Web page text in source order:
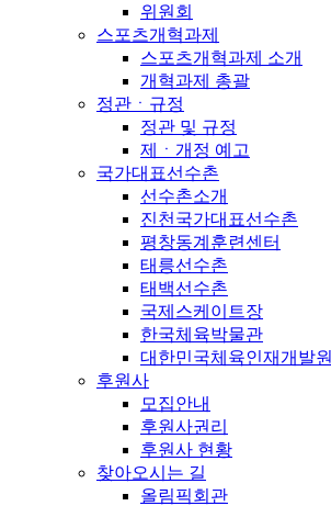
위원회
스포츠개혁과제
스포츠개혁과제 소개
개혁과제 총괄
정관ㆍ규정
정관 및 규정
제ㆍ개정 예고
국가대표선수촌
선수촌소개
진천국가대표선수촌
평창동계훈련센터
태릉선수촌
태백선수촌
국제스케이트장
한국체육박물관
대한민국체육인재개발원
후원사
모집안내
후원사권리
후원사 현황
찾아오시는 길
올림픽회관